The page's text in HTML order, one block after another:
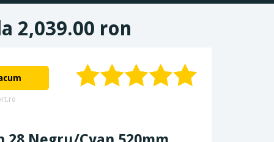
2,039.00 ron